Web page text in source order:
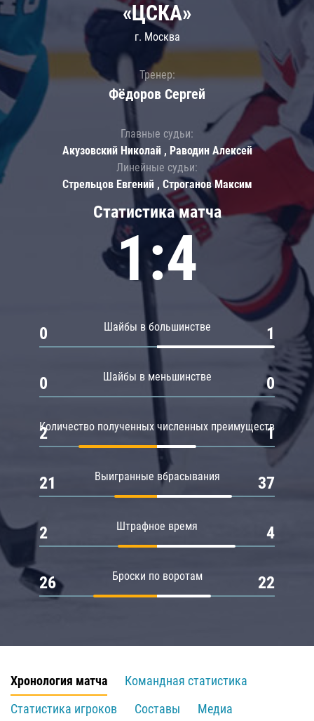
Статистика матча
1:4
Шайбы в большинстве
0 1
Шайбы в меньшинстве
0 0
Количество полученных численных преимуществ
2 1
Выигранные вбрасывания
21 37
Штрафное время
2 4
Броски по воротам
26 22
«ЦСКА»
г. Москва
Тренер:
Фёдоров Сергей
Главные судьи:
Акузовский Николай , Раводин Алексей
Линейные судьи:
Стрельцов Евгений , Строганов Максим
Хронология матча
Командная статистика
Статистика игроков
Составы
Медиа